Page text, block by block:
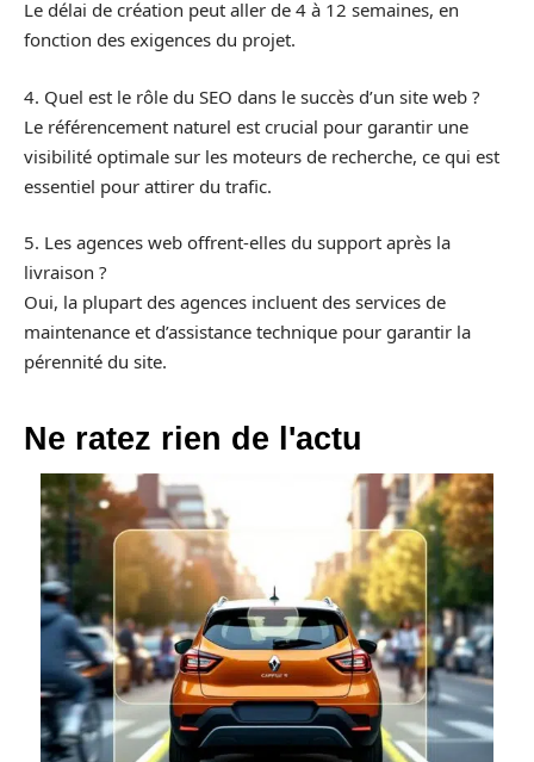
Le délai de création peut aller de 4 à 12 semaines, en
fonction des exigences du projet.
4. Quel est le rôle du SEO dans le succès d’un site web ?
Le référencement naturel est crucial pour garantir une
visibilité optimale sur les moteurs de recherche, ce qui est
essentiel pour attirer du trafic.
5. Les agences web offrent-elles du support après la
livraison ?
Oui, la plupart des agences incluent des services de
maintenance et d’assistance technique pour garantir la
pérennité du site.
Ne ratez rien de l'actu